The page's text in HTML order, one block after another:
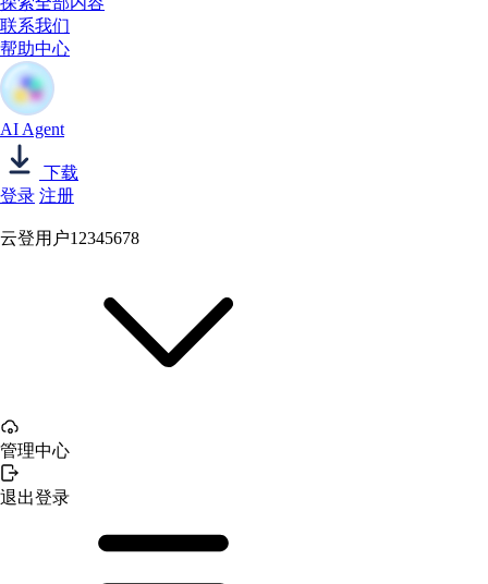
联系我们
帮助中心
AI Agent
下载
登录 注册
云登用户12345678
管理中心
退出登录